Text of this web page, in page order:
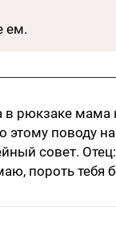
ем.
в рюкзаке мама
этому поводу на
совет. Отец:
пороть тебя